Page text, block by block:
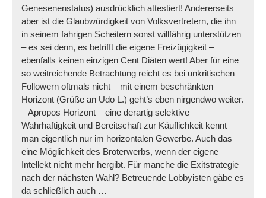
Genesenenstatus) ausdrücklich attestiert! Andererseits
aber ist die Glaubwürdigkeit von Volksvertretern, die ihn
in seinem fahrigen Scheitern sonst willfährig unterstützen
– es sei denn, es betrifft die eigene Freizügigkeit –
ebenfalls keinen einzigen Cent Diäten wert! Aber für eine
so weitreichende Betrachtung reicht es bei unkritischen
Followern oftmals nicht – mit einem beschränkten
Horizont (Grüße an Udo L.) geht’s eben nirgendwo weiter.
Apropos Horizont – eine derartig selektive
Wahrhaftigkeit und Bereitschaft zur Käuflichkeit kennt
man eigentlich nur im horizontalen Gewerbe. Auch das
eine Möglichkeit des Broterwerbs, wenn der eigene
Intellekt nicht mehr hergibt. Für manche die Exitstrategie
nach der nächsten Wahl? Betreuende Lobbyisten gäbe es
da schließlich auch …